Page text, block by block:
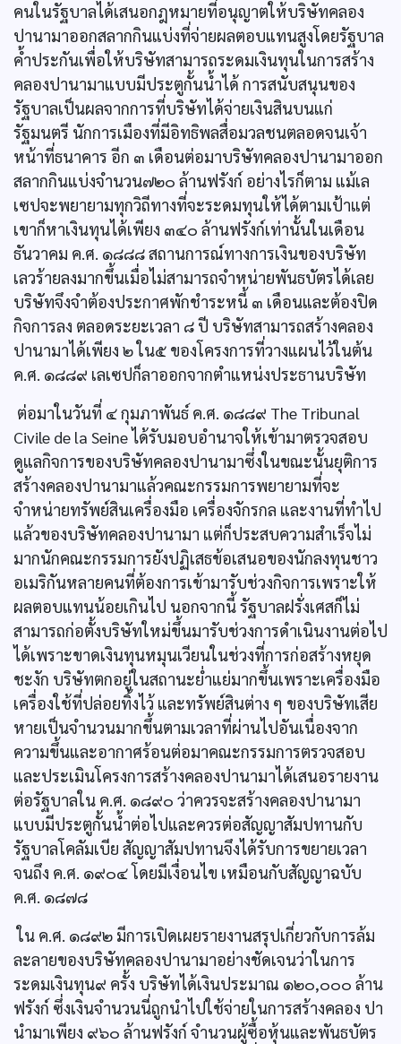
คนในรัฐบาลได้เสนอกฎหมายที่อนุญาตให้บริษัทคลอง
ปานามาออกสลากกินแบ่งที่จ่ายผลตอบแทนสูงโดยรัฐบาล
คํ้าประกันเพื่อให้บริษัทสามารถระดมเงินทุนในการสร้าง
คลองปานามาแบบมีประตูกั้นนํ้าได้ การสนับสนุนของ
รัฐบาลเป็นผลจากการที่บริษัทได้จ่ายเงินสินบนแก่
รัฐมนตรี นักการเมืองที่มีอิทธิพลสื่อมวลชนตลอดจนเจ้า
หน้าที่ธนาคาร อีก ๓ เดือนต่อมาบริษัทคลองปานามาออก
สลากกินแบ่งจำนวน๗๒๐ ล้านฟรังก์ อย่างไรก็ตาม แม้เล
เซปจะพยายามทุกวิถีทางที่จะระดมทุนให้ได้ตามเป้าแต่
เขาก็หาเงินทุนได้เพียง ๓๔๐ ล้านฟรังก์เท่านั้นในเดือน
ธันวาคม ค.ศ. ๑๘๘๘ สถานการณ์ทางการเงินของบริษัท
เลวร้ายลงมากขึ้นเมื่อไม่สามารถจำหน่ายพันธบัตรได้เลย
บริษัทจึงจำต้องประกาศพักชำระหนี้ ๓ เดือนและต้องปิด
กิจการลง ตลอดระยะเวลา ๘ ปี บริษัทสามารถสร้างคลอง
ปานามาได้เพียง ๒ ใน๕ ของโครงการที่วางแผนไว้ในต้น
ค.ศ. ๑๘๘๙ เลเซปก็ลาออกจากตำแหน่งประธานบริษัท
ต่อมาในวันที่ ๔ กุมภาพันธ์ ค.ศ. ๑๘๘๙ The Tribunal
Civile de la Seine ได้รับมอบอำนาจให้เข้ามาตรวจสอบ
ดูแลกิจการของบริษัทคลองปานามาซึ่งในขณะนั้นยุติการ
สร้างคลองปานามาแล้วคณะกรรมการพยายามที่จะ
จำหน่ายทรัพย์สินเครื่องมือ เครื่องจักรกล และงานที่ทำไป
แล้วของบริษัทคลองปานามา แต่ก็ประสบความสำเร็จไม่
มากนักคณะกรรมการยังปฏิเสธข้อเสนอของนักลงทุนชาว
อเมริกันหลายคนที่ต้องการเข้ามารับช่วงกิจการเพราะให้
ผลตอบแทนน้อยเกินไป นอกจากนี้ รัฐบาลฝรั่งเศสก็ไม่
สามารถก่อตั้งบริษัทใหม่ขึ้นมารับช่วงการดำเนินงานต่อไป
ได้เพราะขาดเงินทุนหมุนเวียนในช่วงที่การก่อสร้างหยุด
ชะงัก บริษัทตกอยู่ในสถานะยํ่าแย่มากขึ้นเพราะเครื่องมือ
เครื่องใช้ที่ปล่อยทิ้งไว้ และทรัพย์สินต่าง ๆ ของบริษัทเสีย
หายเป็นจำนวนมากขึ้นตามเวลาที่ผ่านไปอันเนื่องจาก
ความขึ้นและอากาศร้อนต่อมาคณะกรรมการตรวจสอบ
และประเมินโครงการสร้างคลองปานามาได้เสนอรายงาน
ต่อรัฐบาลใน ค.ศ. ๑๘๙๐ ว่าควรจะสร้างคลองปานามา
แบบมีประตูกั้นน้ำต่อไปและควรต่อสัญญาสัมปทานกับ
รัฐบาลโคลัมเบีย สัญญาสัมปทานจึงได้รับการขยายเวลา
จนถึง ค.ศ. ๑๙๐๔ โดยมีเงื่อนไข เหมือนกับสัญญาฉบับ
ค.ศ. ๑๘๗๘
ใน ค.ศ. ๑๘๙๒ มีการเปิดเผยรายงานสรุปเกี่ยวกับการล้ม
ละลายของบริษัทคลองปานามาอย่างชัดเจนว่าในการ
ระดมเงินทุน๙ ครั้ง บริษัทได้เงินประมาณ ๑๒๐,๐๐๐ ล้าน
ฟรังก์ ซึ่งเงินจำนวนนี่ถูกนำไปใช้จ่ายในการสร้างคลอง ปา
นำมาเพียง ๙๖๐ ล้านฟรังก์ จำนวนผู้ซื้อหุ้นและพันธบัตร